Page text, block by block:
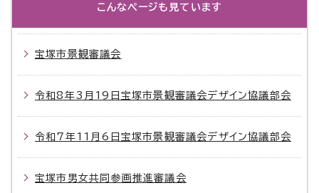
こんなページも見ています
宝塚市景観審議会
令和8年3月19日宝塚市景観審議会デザイン協議部会
令和7年11月6日宝塚市景観審議会デザイン協議部会
宝塚市男女共同参画推進審議会